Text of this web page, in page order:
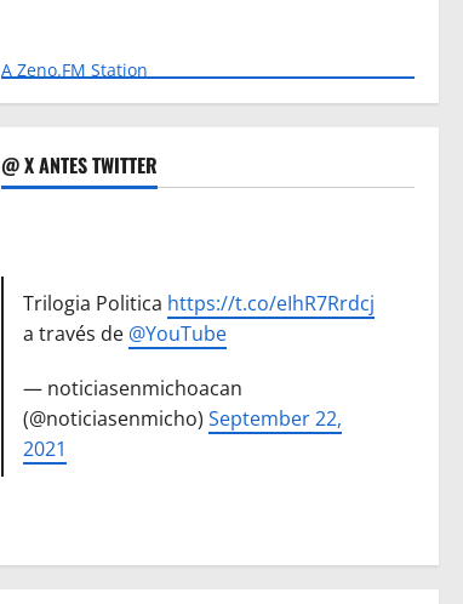
A Zeno.FM Station
@ X ANTES TWITTER
Trilogia Politica https://t.co/eIhR7Rrdcj
a través de @YouTube
— noticiasenmichoacan
(@noticiasenmicho)September 22,
2021